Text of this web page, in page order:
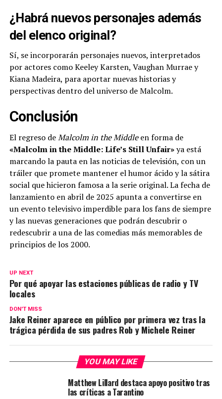
¿Habrá nuevos personajes además
del elenco original?
Sí, se incorporarán personajes nuevos, interpretados
por actores como Keeley Karsten, Vaughan Murrae y
Kiana Madeira, para aportar nuevas historias y
perspectivas dentro del universo de Malcolm.
Conclusión
El regreso deMalcolm in the Middleen forma de
«Malcolm in the Middle: Life’s Still Unfair»ya está
marcando la pauta en las noticias de televisión, con un
tráiler que promete mantener el humor ácido y la sátira
social que hicieron famosa a la serie original. La fecha de
lanzamiento en abril de 2025 apunta a convertirse en
un evento televisivo imperdible para los fans de siempre
y las nuevas generaciones que podrán descubrir o
redescubrir a una de las comedias más memorables de
principios de los 2000.
UP NEXT
Por qué apoyar las estaciones públicas de radio y TV
locales
DON'T MISS
Jake Reiner aparece en público por primera vez tras la
trágica pérdida de sus padres Rob y Michele Reiner
YOU MAY LIKE
Matthew Lillard destaca apoyo positivo tras
las críticas a Tarantino